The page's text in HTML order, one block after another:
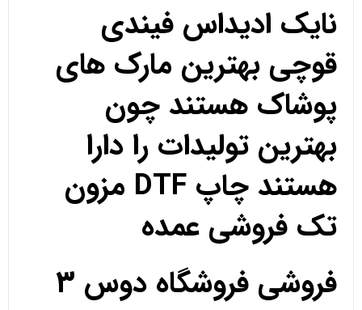
نایک ادیداس فیندی
قوچی بهترین مارک های
پوشاک هستند چون
بهترین تولیدات را دارا
هستند چاپ DTF مزون
تک فروشی عمده
فروشی فروشگاه دوس 3